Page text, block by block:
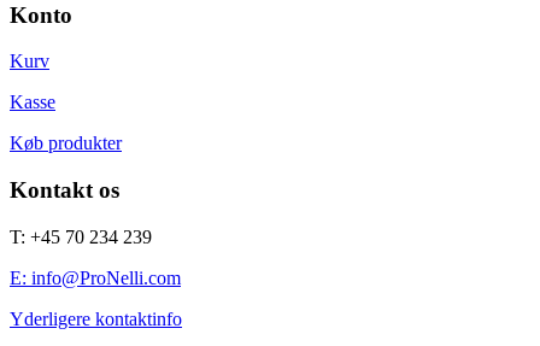
Konto
Kurv
Kasse
Køb produkter
Kontakt os
T: +45 70 234 239
E: info@ProNelli.com
Yderligere kontaktinfo